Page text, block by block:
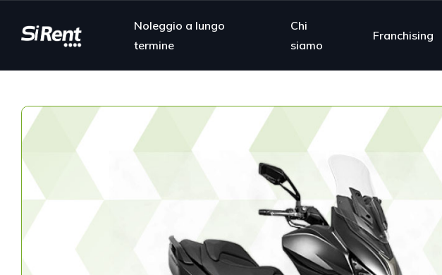
Noleggio a lungo
termine
Chi
siamo
Franchising